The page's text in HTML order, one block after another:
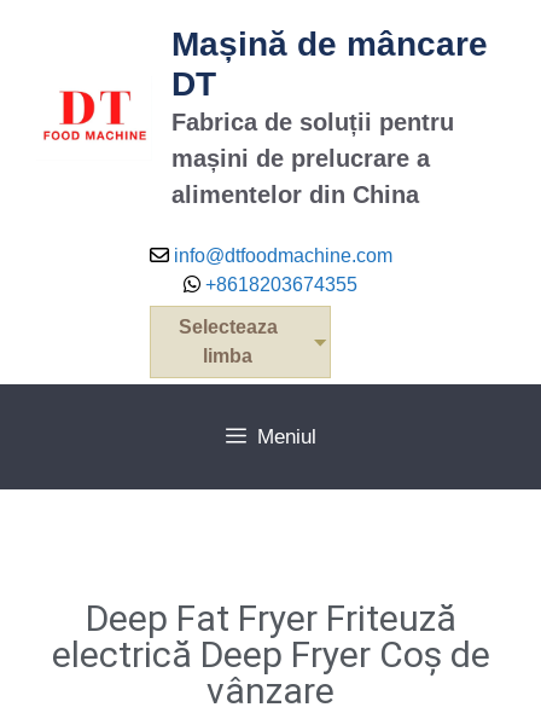
Mașină de mâncare
DT
Fabrica de soluții pentru
mașini de prelucrare a
alimentelor din China
info@dtfoodmachine.com
+8618203674355
Selecteaza
limba
Meniul
Deep Fat Fryer Friteuză
electrică Deep Fryer Coș de
vânzare